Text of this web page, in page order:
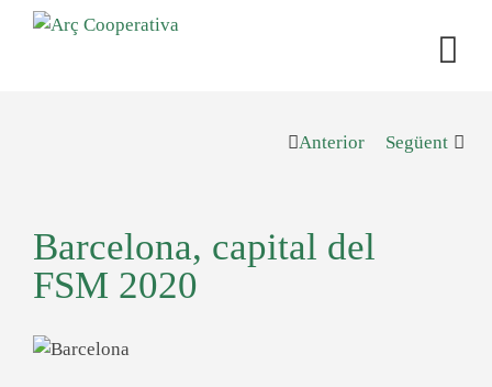
Anterior Següent
Barcelona, capital del
FSM 2020